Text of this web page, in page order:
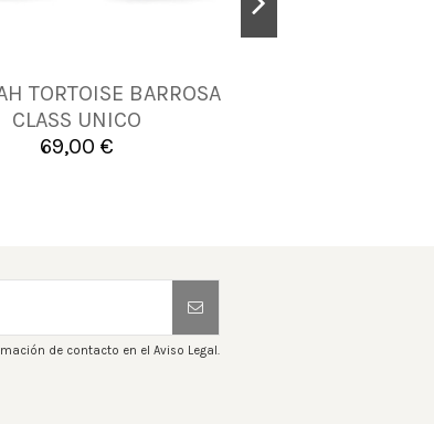
TORTOISE BARROSA
CLASS UNICO
69,00 €
UNICA
Añadir al carrito
de contacto en el Aviso Legal.